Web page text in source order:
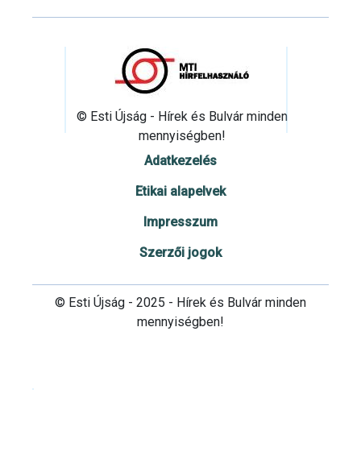
© Esti Újság - Hírek és Bulvár minden
mennyiségben!
Adatkezelés
Etikai alapelvek
Impresszum
Szerzői jogok
© Esti Újság - 2025 - Hírek és Bulvár minden
mennyiségben!